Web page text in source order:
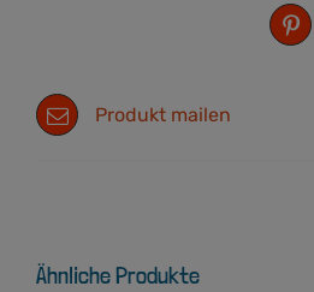
Produkt mailen
Ähnliche Produkte